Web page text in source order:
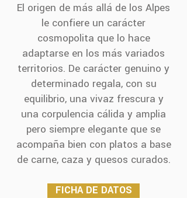
El origen de más allá de los Alpes
le confiere un carácter
cosmopolita que lo hace
adaptarse en los más variados
territorios. De carácter genuino y
determinado regala, con su
equilibrio, una vivaz frescura y
una corpulencia cálida y amplia
pero siempre elegante que se
acompaña bien con platos a base
de carne, caza y quesos curados.
FICHA DE DATOS